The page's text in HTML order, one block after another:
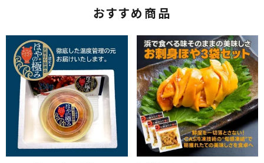
おすすめ商品